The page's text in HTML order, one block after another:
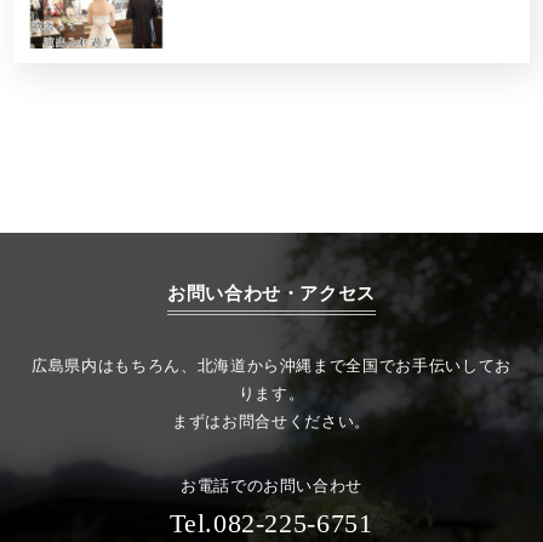
お問い合わせ・アクセス
広島県内はもちろん、北海道から沖縄まで全国でお手伝いしてお
ります。
まずはお問合せください。
お電話でのお問い合わせ
Tel.082-225-6751